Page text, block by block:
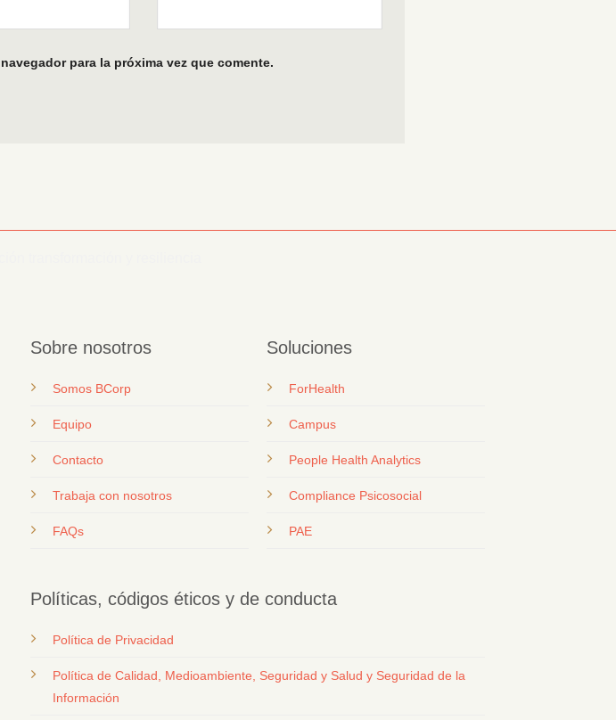
para la próxima vez que comente.
Sobre nosotros
Somos BCorp
Equipo
Contacto
Trabaja con nosotros
FAQs
Soluciones
ForHealth
Campus
People Health Analytics
Compliance Psicosocial
PAE
Políticas, códigos éticos y de conducta
Política de Privacidad
Política de Calidad, Medioambiente, Seguridad y Salud y Seguridad de la
Información